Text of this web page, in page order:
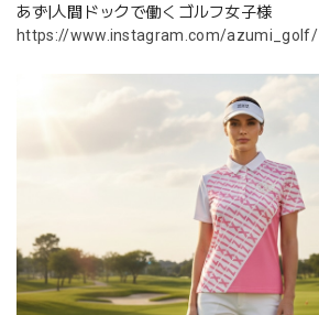
あず|人間ドックで働くゴルフ女子様
https://www.instagram.com/azumi_golf/